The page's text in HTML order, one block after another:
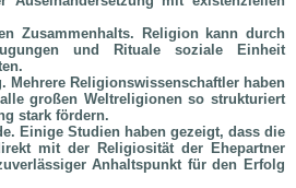
Zusammenhalts. Religion kann durch
und Rituale soziale Einheit
Mehrere Religionswissenschaftler haben
großen Weltreligionen so strukturiert
stark fördern.
Einige Studien haben gezeigt, dass die
mit der Religiosität der Ehepartner
Anhaltspunkt für den Erfolg